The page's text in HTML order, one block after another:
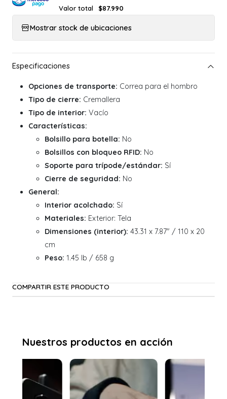
Valor total $87.990
Mostrar stock de ubicaciones
Opciones de transporte: Correa para el hombro
Tipo de cierre: Cremallera
Tipo de interior: Vacío
Características:
Bolsillo para botella: No
Bolsillos con bloqueo RFID: No
Soporte para trípode/estándar: Sí
Cierre de seguridad: No
General:
Interior acolchado: Sí
Materiales: Exterior: Tela
Dimensiones (interior): 43.31 x 7.87" / 110 x 20
cm
Peso: 1.45 lb / 658 g
COMPARTIR ESTE PRODUCTO